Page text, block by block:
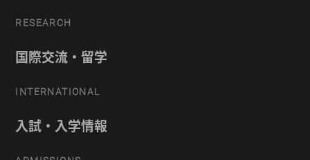
RESEARCH
国際交流・留学
INTERNATIONAL
入試・入学情報